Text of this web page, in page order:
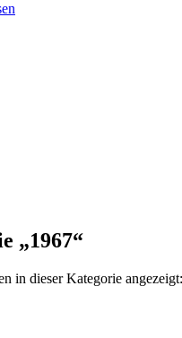
„1967“
in dieser Kategorie angezeigt: